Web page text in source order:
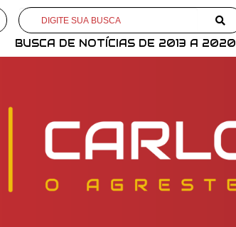
BUSCA DE NOTÍCIAS DE 2013 A 2020